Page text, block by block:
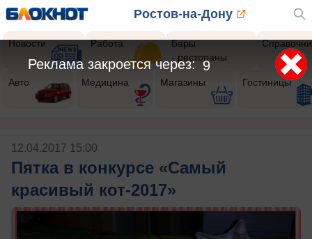
Ростов-на-Дону
Новости Работа
Бары
- рестораны
Авто Медицина Магазины Гостиницы
12.04.2017 15:00
Пятка в конкурсе «Самый
красивый кот-2017»
9
Реклама закроется через: